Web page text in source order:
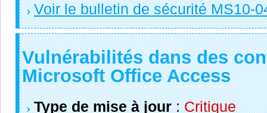
Voir le bulletin de sécurité MS10-
Vulnérabilités dans des
Microsoft Office Access
Type de mise à jour:Critique